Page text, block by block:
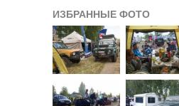
ИЗБРАННЫЕ ФОТО